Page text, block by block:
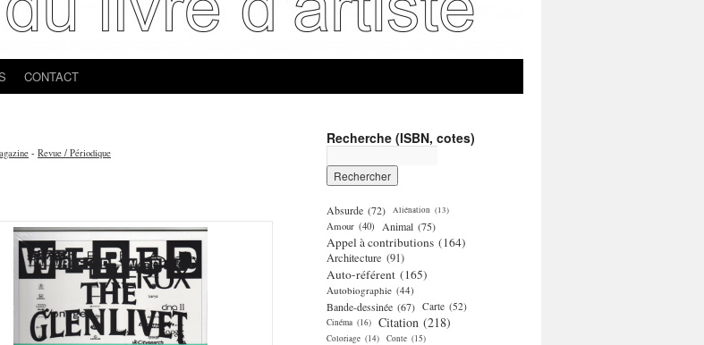
CONTACT
- Revue / Périodique
Recherche (ISBN, cotes)
Absurde (72) Aliénation (13)
Amour (40) Animal (75)
Appel à contributions (164)
Architecture (91)
Auto-référent (165)
Autobiographie (44)
Bande-dessinée (67) Carte (52)
Cinéma (16) Citation (218)
Coloriage (14) Conte (15)